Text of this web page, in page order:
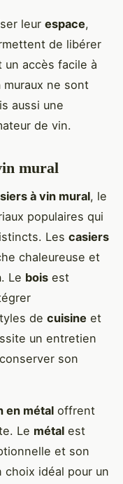
leur espace,
de libérer
accès facile à
muraux ne sont
aussi une
de vin.
mural
à vin mural, le
populaires qui
Les casiers
chaleureuse et
. Le bois est
de cuisine et
un entretien
son
en métal offrent
Le métal est
et son
idéal pour un